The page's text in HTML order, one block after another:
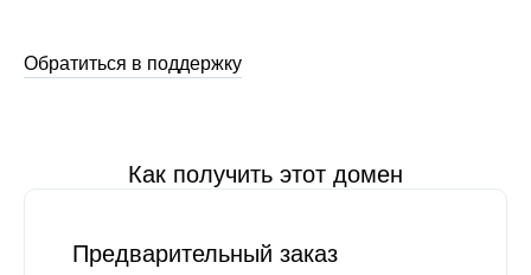
Обратиться в поддержку
Как получить этот домен
Предварительный заказ